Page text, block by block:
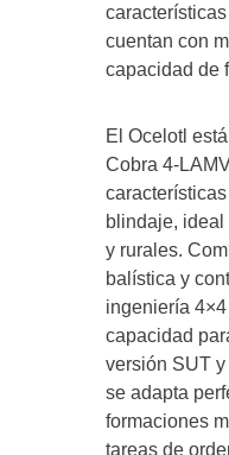
cuentan con
capacidad de
El Ocelotl
Cobra 4-
blindaje,
y rurales.
balística y
ingeniería
capacidad
versión SUT
se adapta
formaciones
tareas de